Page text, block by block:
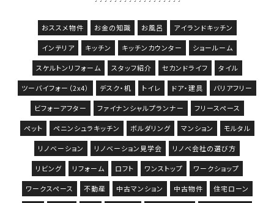
おススメ物件 お金の知識 お風呂 アイランドキッチン
インテリア キッチン キッチンカウンター ショールーム
スケルトンリフォーム スタッフ紹介 セカンドライフ タイル
ツーバイフォー（2x4） デスク・机 トイレ ドア・建具 バリアフリー
ビフォーアフター ファイナンシャルプランナー フリースペース
ペット ペニンシュラキッチン ボルダリング マンション モルタル
リノベーション リノベーション見学会 リノベ会社の選び方
リビング リフォーム ロフト ワンストップ ワークショップ
ワークスペース 不動産 中古マンション 中古物件 住宅ローン